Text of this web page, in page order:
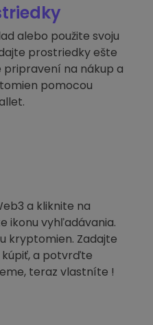
alebo použite svoju
prostriedky ešte
pripravení na nákup a
pomocou
a kliknite na
ikonu vyhľadávania.
kryptomien. Zadajte
a potvrďte
teraz vlastníte !